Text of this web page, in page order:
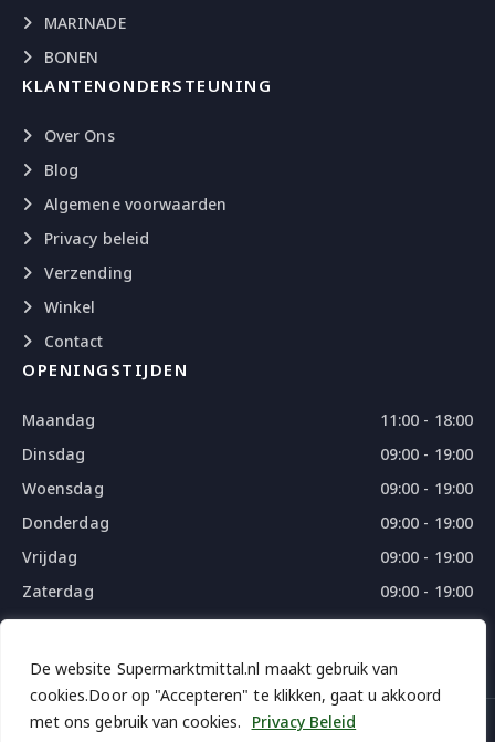
De website Supermarktmittal.nl maakt gebruik van
cookies.Door op "Accepteren" te klikken, gaat u akkoord
met ons gebruik van cookies.
Privacy Beleid
MARINADE
BONEN
KLANTENONDERSTEUNING
Over Ons
Blog
Algemene voorwaarden
Privacy beleid
Verzending
Winkel
Contact
OPENINGSTIJDEN
Maandag
11:00 - 18:00
Dinsdag
09:00 - 19:00
Woensdag
09:00 - 19:00
Donderdag
09:00 - 19:00
Vrijdag
09:00 - 19:00
Zaterdag
09:00 - 19:00
Zondag
09:00 - 18:00
© 2026 SUPERMARKTMITTAL - ALL RIGHTS RESERVED